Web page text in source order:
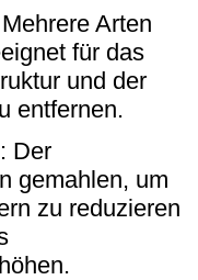
Arten
für das
und der
entfernen.
Der
gemahlen, um
zu reduzieren